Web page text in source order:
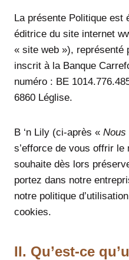
La présente Politique est
éditrice du site internet
« site web »), représenté
inscrit à la Banque
numéro : BE
6860 Léglise.
B ‘n Lily (ci-après « Nous
s’efforce de vous offrir
souhaite dès lors
portez dans notre
notre politique
cookies.
II. Qu’est-ce